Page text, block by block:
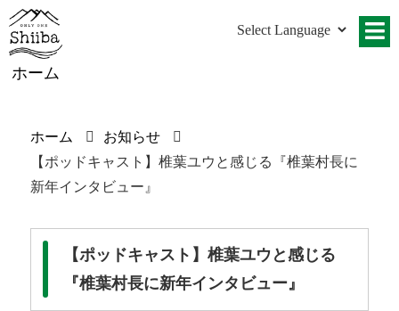
ホーム
ホーム
お知らせ
【ポッドキャスト】椎葉ユウと感じる『椎葉村長に
新年インタビュー』
【ポッドキャスト】椎葉ユウと感じる
『椎葉村長に新年インタビュー』